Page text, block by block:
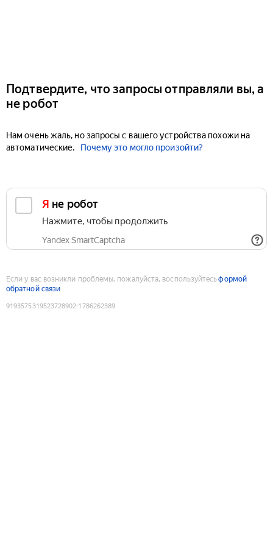
Подтвердите, что запросы отправляли вы, а
не робот
Нам очень жаль, но запросы с вашего устройства похожи на
автоматические.
Почему это могло произойти?
Я не робот
Нажмите, чтобы продолжить
Yandex SmartCaptcha
Если у вас возникли проблемы, пожалуйста, воспользуйтесьформой
обратной связи
9193575319523728902:1786262389